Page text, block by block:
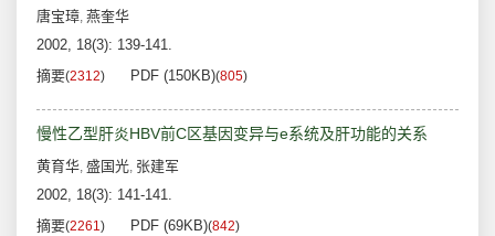
唐宝璋, 燕奎华
2002, 18(3): 139-141.
摘要(2312) PDF (150KB)(805)
慢性乙型肝炎HBV前C区基因变异与e系统及肝功能的关系
黄育华, 盛国光, 张建军
2002, 18(3): 141-141.
摘要(2261) PDF (69KB)(842)